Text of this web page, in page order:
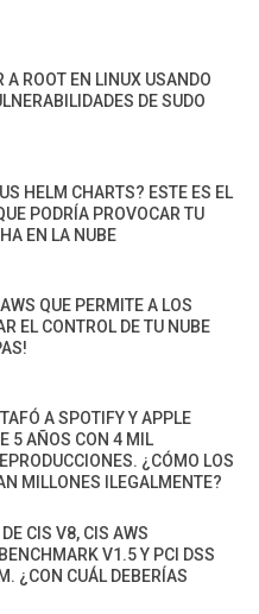
A ROOT EN LINUX USANDO
DE SUDO
HELM CHARTS? ESTE ES EL
PODRÍA PROVOCAR TU
EN LA NUBE
QUE PERMITE A LOS
EL CONTROL DE TU NUBE
A SPOTIFY Y APPLE
5 AÑOS CON 4 MIL
¿CÓMO LOS
MILLONES ILEGALMENTE?
CIS V8, CIS AWS
V1.5 Y PCI DSS
¿CON CUÁL DEBERÍAS